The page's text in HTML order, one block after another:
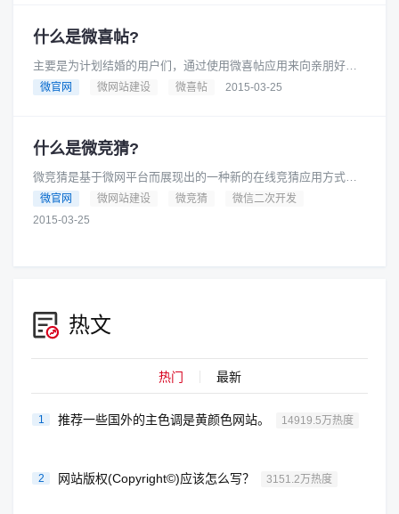
什么是微喜帖?
主要是为计划结婚的用户们，通过使用微喜帖应用来向亲朋好友
传播自己即将结婚的动态，可以展现用户想要表达的话、结婚日
微官网 微网站建设 微喜帖 2015-03-25
什么是微竞猜?
微竞猜是基于微网平台而展现出的一种新的在线竞猜应用方式，
涉及游戏、快速消费品、体育赛事、评比评选多个应用，具备有
对微信用户进行生活形态研究的......
微官网 微网站建设 微竞猜
微信二次开发
2015-03-25
热文
热门 最新
1 推荐一些国外的主色调是黄颜色网站。 14919.5万热度
2 网站版权(Copyright©)应该怎么写？ 3151.2万热度